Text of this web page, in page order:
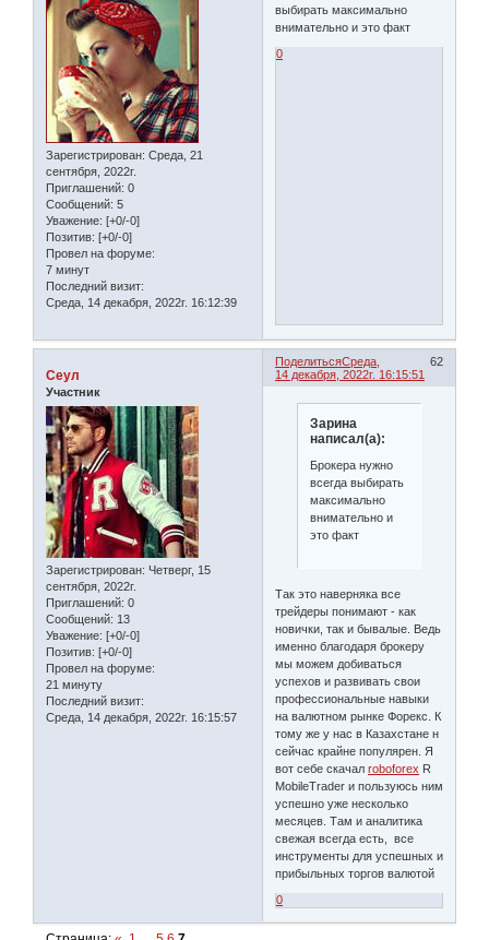
Зарегистрирован: Среда, 21
сентября, 2022г.
Приглашений: 0
Сообщений: 5
Уважение: [+0/-0]
Позитив: [+0/-0]
Провел на форуме:
7 минут
Последний визит:
Среда, 14 декабря, 2022г. 16:12:39
выбирать максимально
внимательно и это факт
0
Поделиться 62
Среда,
14 декабря, 2022г. 16:15:51
Сеул
Участник
Зарегистрирован: Четверг, 15
сентября, 2022г.
Приглашений: 0
Сообщений: 13
Уважение: [+0/-0]
Позитив: [+0/-0]
Провел на форуме:
21 минуту
Последний визит:
Среда, 14 декабря, 2022г. 16:15:57
Зарина
написал(а):
Брокера нужно
всегда выбирать
максимально
внимательно и
это факт
Так это наверняка все
трейдеры понимают - как
новички, так и бывалые. Ведь
именно благодаря брокеру
мы можем добиваться
успехов и развивать свои
профессиональные навыки
на валютном рынке Форекс. К
тому же у нас в Казахстане н
сейчас крайне популярен. Я
вот себе скачалroboforex R
MobileTrader и пользуюсь ним
успешно уже несколько
месяцев. Там и аналитика
свежая всегда есть, все
инструменты для успешных и
прибыльных торгов валютой
0